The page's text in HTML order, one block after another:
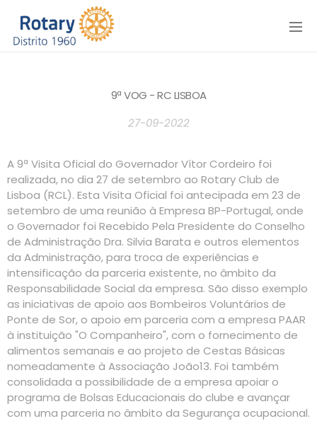
Menu
9ª VOG - RC LISBOA
27-09-2022
A 9ª Visita Oficial do Governador Vítor Cordeiro foi
realizada, no dia 27 de setembro ao Rotary Club de
Lisboa (RCL). Esta Visita Oficial foi antecipada em 23 de
setembro de uma reunião à Empresa BP-Portugal, onde
o Governador foi Recebido Pela Presidente do Conselho
de Administração Dra. Silvia Barata e outros elementos
da Administração, para troca de experiências e
intensificação da parceria existente, no âmbito da
Responsabilidade Social da empresa. São disso exemplo
as iniciativas de apoio aos Bombeiros Voluntários de
Ponte de Sor, o apoio em parceria com a empresa PAAR
à instituição "O Companheiro", com o fornecimento de
alimentos semanais e ao projeto de Cestas Básicas
nomeadamente à Associação João13. Foi também
consolidada a possibilidade de a empresa apoiar o
programa de Bolsas Educacionais do clube e avançar
com uma parceria no âmbito da Segurança ocupacional.